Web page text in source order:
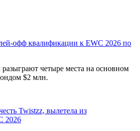
офф квалификации к EWC 2026 по
четыре места на основном
$2 млн.
Twistzz, вылетела из
2026